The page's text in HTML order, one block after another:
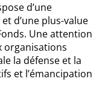
d’une
d’une plus-value
Une attention
organisations
la défense et la
et l’émancipation